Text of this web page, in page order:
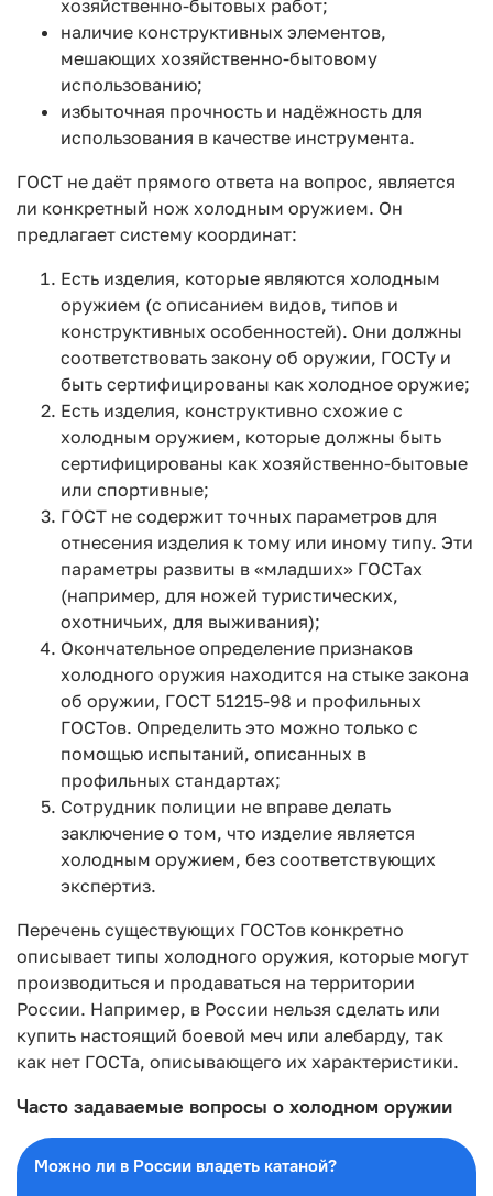
хозяйственно-бытовых работ;
наличие конструктивных элементов,
мешающих хозяйственно-бытовому
использованию;
избыточная прочность и надёжность для
использования в качестве инструмента.
ГОСТ не даёт прямого ответа на вопрос, является
ли конкретный нож холодным оружием. Он
предлагает систему координат:
Есть изделия, которые являются холодным
оружием (с описанием видов, типов и
конструктивных особенностей). Они должны
соответствовать закону об оружии, ГОСТу и
быть сертифицированы как холодное оружие;
Есть изделия, конструктивно схожие с
холодным оружием, которые должны быть
сертифицированы как хозяйственно-бытовые
или спортивные;
ГОСТ не содержит точных параметров для
отнесения изделия к тому или иному типу. Эти
параметры развиты в «младших» ГОСТах
(например, для ножей туристических,
охотничьих, для выживания);
Окончательное определение признаков
холодного оружия находится на стыке закона
об оружии, ГОСТ 51215-98 и профильных
ГОСТов. Определить это можно только с
помощью испытаний, описанных в
профильных стандартах;
Сотрудник полиции не вправе делать
заключение о том, что изделие является
холодным оружием, без соответствующих
экспертиз.
Перечень существующих ГОСТов конкретно
описывает типы холодного оружия, которые могут
производиться и продаваться на территории
России. Например, в России нельзя сделать или
купить настоящий боевой меч или алебарду, так
как нет ГОСТа, описывающего их характеристики.
Часто задаваемые вопросы о холодном оружии
Можно ли в России владеть катаной?